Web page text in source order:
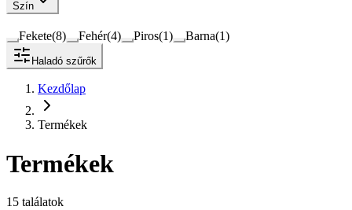
Szín
Fekete(8) Fehér(4) Piros(1) Barna(1)
Haladó szűrők
Kezdőlap
Termékek
Termékek
15 találatok